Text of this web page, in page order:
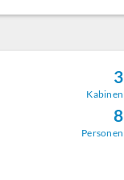
3
Kabinen
8
Personen